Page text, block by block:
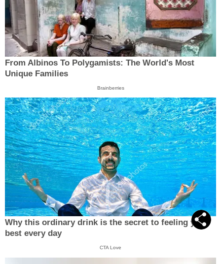
From Albinos To Polygamists: The World's Most
Unique Families
Brainberries
Why this ordinary drink is the secret to feeling your
best every day
CTA Love